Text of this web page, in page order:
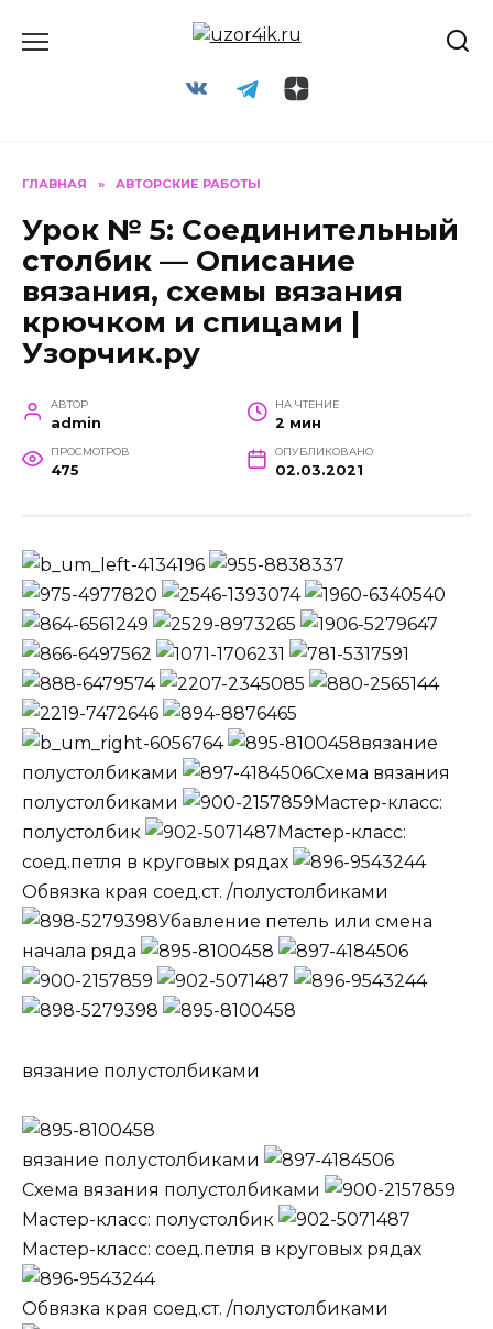
ГЛАВНАЯ » АВТОРСКИЕ РАБОТЫ
Урок № 5: Соединительный
столбик — Описание
вязания, схемы вязания
крючком и спицами |
Узорчик.ру
АВТОР
admin
НА ЧТЕНИЕ
2 мин
ПРОСМОТРОВ
475
ОПУБЛИКОВАНО
02.03.2021
вязание
полустолбиками
Схема вязания
полустолбиками
Мастер-класс:
полустолбик
Мастер-класс:
соед.петля в круговых рядах
Обвязка края соед.ст. /полустолбиками
Убавление петель или смена
начала ряда
вязание полустолбиками
вязание полустолбиками
Схема вязания полустолбиками
Мастер-класс: полустолбик
Мастер-класс: соед.петля в круговых рядах
Обвязка края соед.ст. /полустолбиками